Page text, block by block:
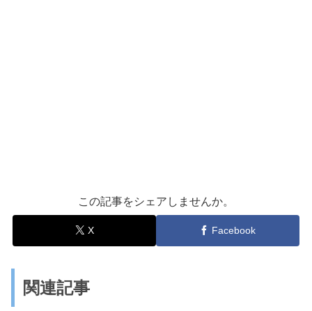
この記事をシェアしませんか。
X Facebook
関連記事